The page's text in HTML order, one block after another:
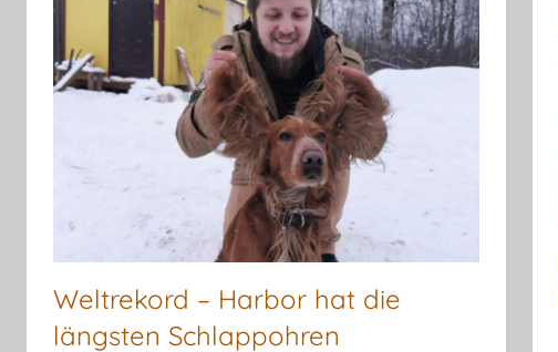
Weltrekord – Harbor hat die
längsten Schlappohren